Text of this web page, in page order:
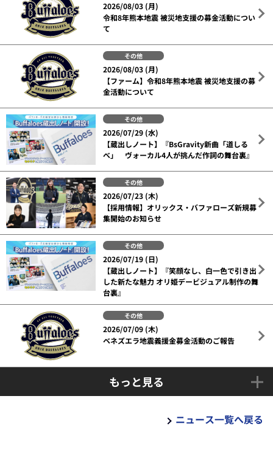
2026/08/03 (月)
令和8年熊本地震 被災地支援の募金活動につい
て
その他
2026/08/03 (月)
【ファーム】令和8年熊本地震 被災地支援の募
金活動について
その他
2026/07/29 (水)
【蔵出しノート】『BsGravity新曲「道しる
べ」 ヴォーカル4人が挑んだ作詞の舞台裏』
その他
2026/07/23 (木)
【採用情報】オリックス・バファローズ新規募
集開始のお知らせ
その他
2026/07/19 (日)
【蔵出しノート】『笑顔なし、白一色で引き出
した新たな魅力 オリ姫デービジュアル制作の舞
台裏』
その他
2026/07/09 (木)
ベネズエラ地震義援金募金活動のご報告
もっと見る
ニュース一覧へ戻る